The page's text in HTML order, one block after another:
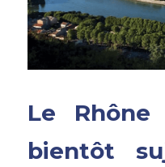
Le
bientôt